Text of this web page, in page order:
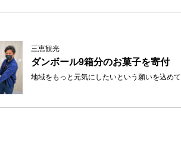
三恵観光
ダンボール9箱分のお菓子を寄付
地域をもっと元気にしたいという願いを込めて